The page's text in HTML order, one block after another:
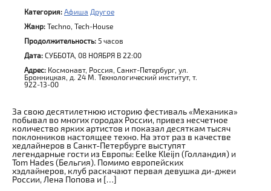
Категория: Афиша Другое
Жанр: Techno, Tech-House
Продолжительность: 5 часов
Дата: СУББОТА, 08 НОЯБРЯ В 22:00
Адрес: Космонавт, Россия, Санкт-Петербург, ул.
Бронницкая, д. 24 М. Технологический институт, т.
922-13-00
За свою десятилетнюю историю фестиваль «Механика»
побывал во многих городах России, привез несчетное
количество ярких артистов и показал десяткам тысяч
поклонников настоящее техно. На этот раз в качестве
хедлайнеров в Санкт-Петербурге выступят
легендарные гости из Европы: Eelke Kleijn (Голландия) и
Tom Hades (Бельгия). Помимо европейских
хэдлайнеров, клуб раскачают первая девушка ди-джеи
России, Лена Попова и […]